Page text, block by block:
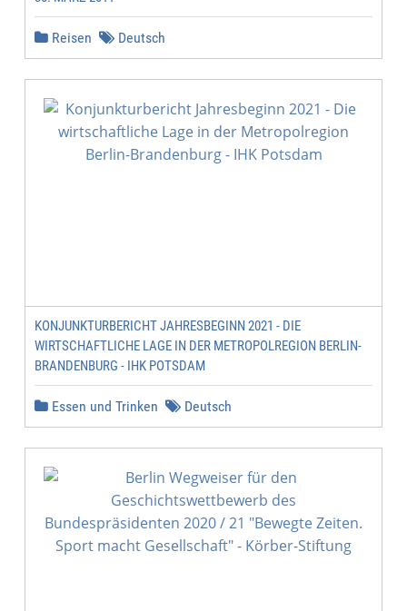
Reisen Deutsch
KONJUNKTURBERICHT JAHRESBEGINN 2021 - DIE
WIRTSCHAFTLICHE LAGE IN DER METROPOLREGION BERLIN-
BRANDENBURG - IHK POTSDAM
Essen und Trinken Deutsch